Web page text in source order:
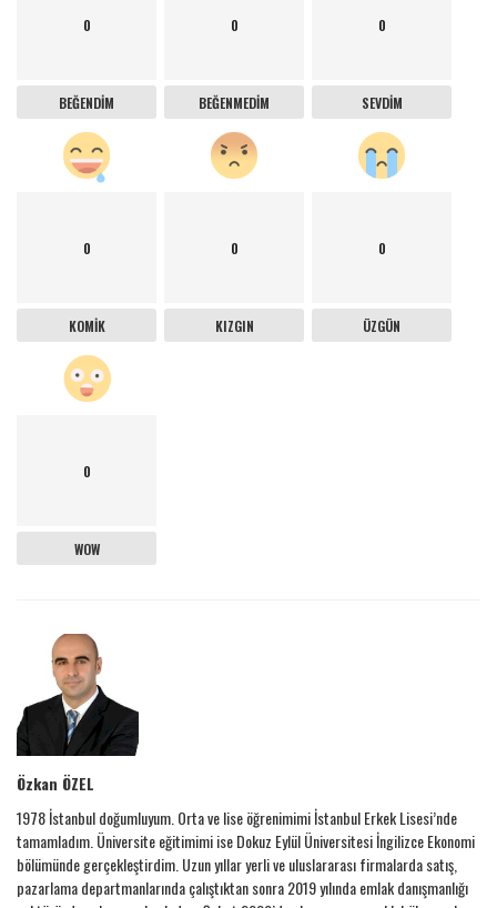
0
BEĞENDIM
0
BEĞENMEDIM
0
SEVDIM
0
KOMIK
0
KIZGIN
0
ÜZGÜN
0
WOW
Özkan ÖZEL
1978 İstanbul doğumluyum. Orta ve lise öğrenimimi İstanbul Erkek Lisesi’nde
tamamladım. Üniversite eğitimimi ise Dokuz Eylül Üniversitesi İngilizce Ekonomi
bölümünde gerçekleştirdim. Uzun yıllar yerli ve uluslararası firmalarda satış,
pazarlama departmanlarında çalıştıktan sonra 2019 yılında emlak danışmanlığı